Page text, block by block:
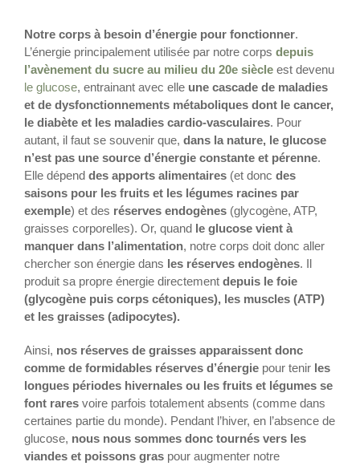
Notre corps à besoin d’énergie pour fonctionner.
L’énergie principalement utilisée par notre corps depuis
l’avènement du sucre au milieu du 20e siècle est devenu
le glucose, entrainant avec elle une cascade de maladies
et de dysfonctionnements métaboliques dont le cancer,
le diabète et les maladies cardio-vasculaires. Pour
autant, il faut se souvenir que, dans la nature, le glucose
n’est pas une source d’énergie constante et pérenne.
Elle dépend des apports alimentaires (et donc des
saisons pour les fruits et les légumes racines par
exemple) et des réserves endogènes (glycogène, ATP,
graisses corporelles). Or, quand le glucose vient à
manquer dans l’alimentation, notre corps doit donc aller
chercher son énergie dans les réserves endogènes. Il
produit sa propre énergie directement depuis le foie
(glycogène puis corps cétoniques), les muscles (ATP)
et les graisses (adipocytes).
Ainsi, nos réserves de graisses apparaissent donc
comme de formidables réserves d’énergie pour tenir les
longues périodes hivernales ou les fruits et légumes se
font rares voire parfois totalement absents (comme dans
certaines partie du monde). Pendant l’hiver, en l’absence de
glucose, nous nous sommes donc tournés vers les
viandes et poissons gras pour augmenter notre